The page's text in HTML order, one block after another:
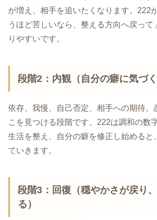
が増え、相手を追いたくなります。222
うほど苦しいなら、整える方向へ戻って
りやすいです。
段階2：内観（自分の癖に気づく
依存、我慢、自己否定、相手への期待。
こを見つける段階です。222は調和の数
生活を整え、自分の癖を修正し始めると
ていきます。
段階3：回復（穏やかさが戻り
る）